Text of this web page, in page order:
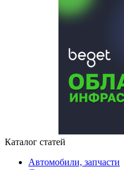
Каталог статей
Автомобили, запчасти